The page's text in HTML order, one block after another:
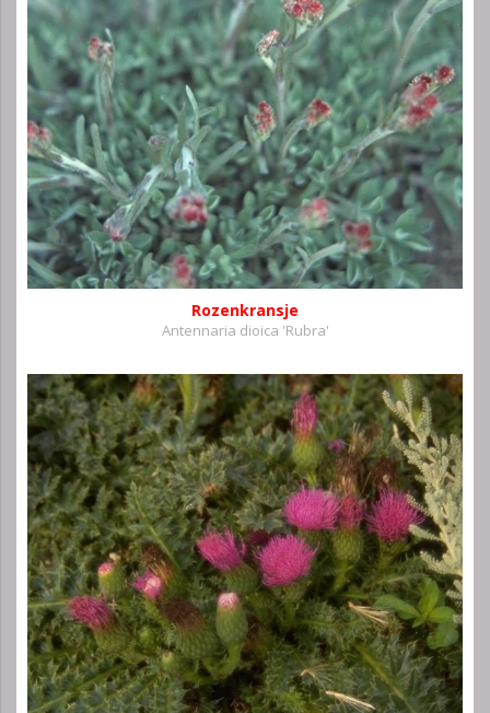
Rozenkransje
Antennaria dioica 'Rubra'